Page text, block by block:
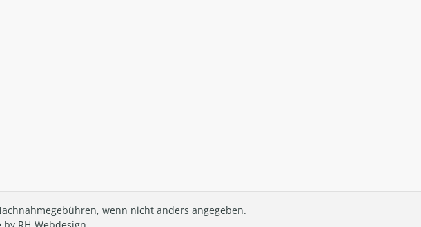
wenn nicht anders angegeben.